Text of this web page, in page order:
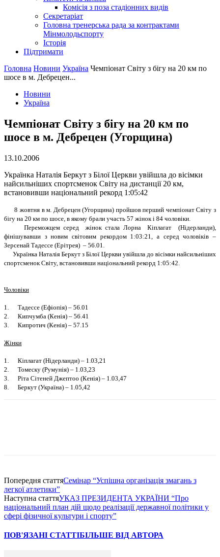
Комісія з поза стадіонних видів
Секретаріат
Головна тренерська рада за контрактами
Мінмолодьспорту
Історія
Підтримати
Головна Новини Україна Чемпiонат Свiту з бiгу на 20 км по
шосе в м. Дебрецен...
Новини
Україна
Чемпiонат Свiту з бiгу на 20 км по
шосе в м. Дебрецен (Угорщина)
13.10.2006
Українка Наталiя Беркут з Бiлої Церкви увiйшла до вiсiмки
найсильнiших спортсменок Свiту на дистанцiї 20 км,
встановивши нацiональний рекорд 1:05:42
8 жовтня в м. Дебрецен (Угорщина) пройшов перший чемпiонат Свiту з
бiгу на 20 км по шосе, в якому брали участь 57 жiнок i 84 чоловiки.
Переможцем серед жiнок стала Лорна Кiплагат (Нiдерланди),
фiнiшувавши з новим свiтовим рекордом 1:03:21, а серед чоловiкiв –
Зерсенай Тадессе (Ерiтрея) – 56.01.
Українка Наталiя Беркут з Бiлої Церкви увiйшла до вiсiмки найсильнiших
спортсменок Свiту, встановивши нацiональний рекорд 1:05:42.
Чоловiки
1. Тадессе (Ефiопiя) – 56.01
2. Кипчумба (Кенiя) – 56.41
3. Кипротич (Кенiя) – 57.15
Жiнки
1. Кiплагат (Нiдерланди) – 1.03,21
2. Томеску (Румунiя) – 1.03,23
3. Рiта Сiтеней Джептоо (Кенiя) – 1.03,47
8. Беркут (Україна) – 1.05,42
Попередня статтяCемiнар “Успiшна органiзацiя змагань з
легкої атлетики”
Наступна статтяУКАЗ ПРЕЗИДЕНТА УКРАЇНИ “Про
нацiональний план дiй щодо реалiзацiї державної полiтики у
сферi фiзичної культури i спорту”
ПОВ'ЯЗАНІ СТАТТІБІЛЬШЕ ВІД АВТОРА